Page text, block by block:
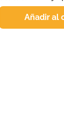
Añadir al